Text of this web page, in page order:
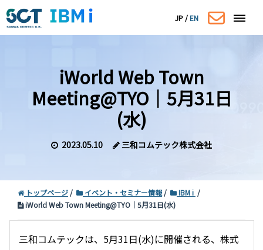
コーポレートサイトはこちら
JP /EN
iWorld Web Town
Meeting@TYO｜5月31日
(水)
2023.05.10 三和コムテック株式会社
トップページ イベント・セミナー情報
IBM i
iWorld Web Town Meeting@TYO｜5月31日(水)
三和コムテックは、5月31日(水)に開催される、株式